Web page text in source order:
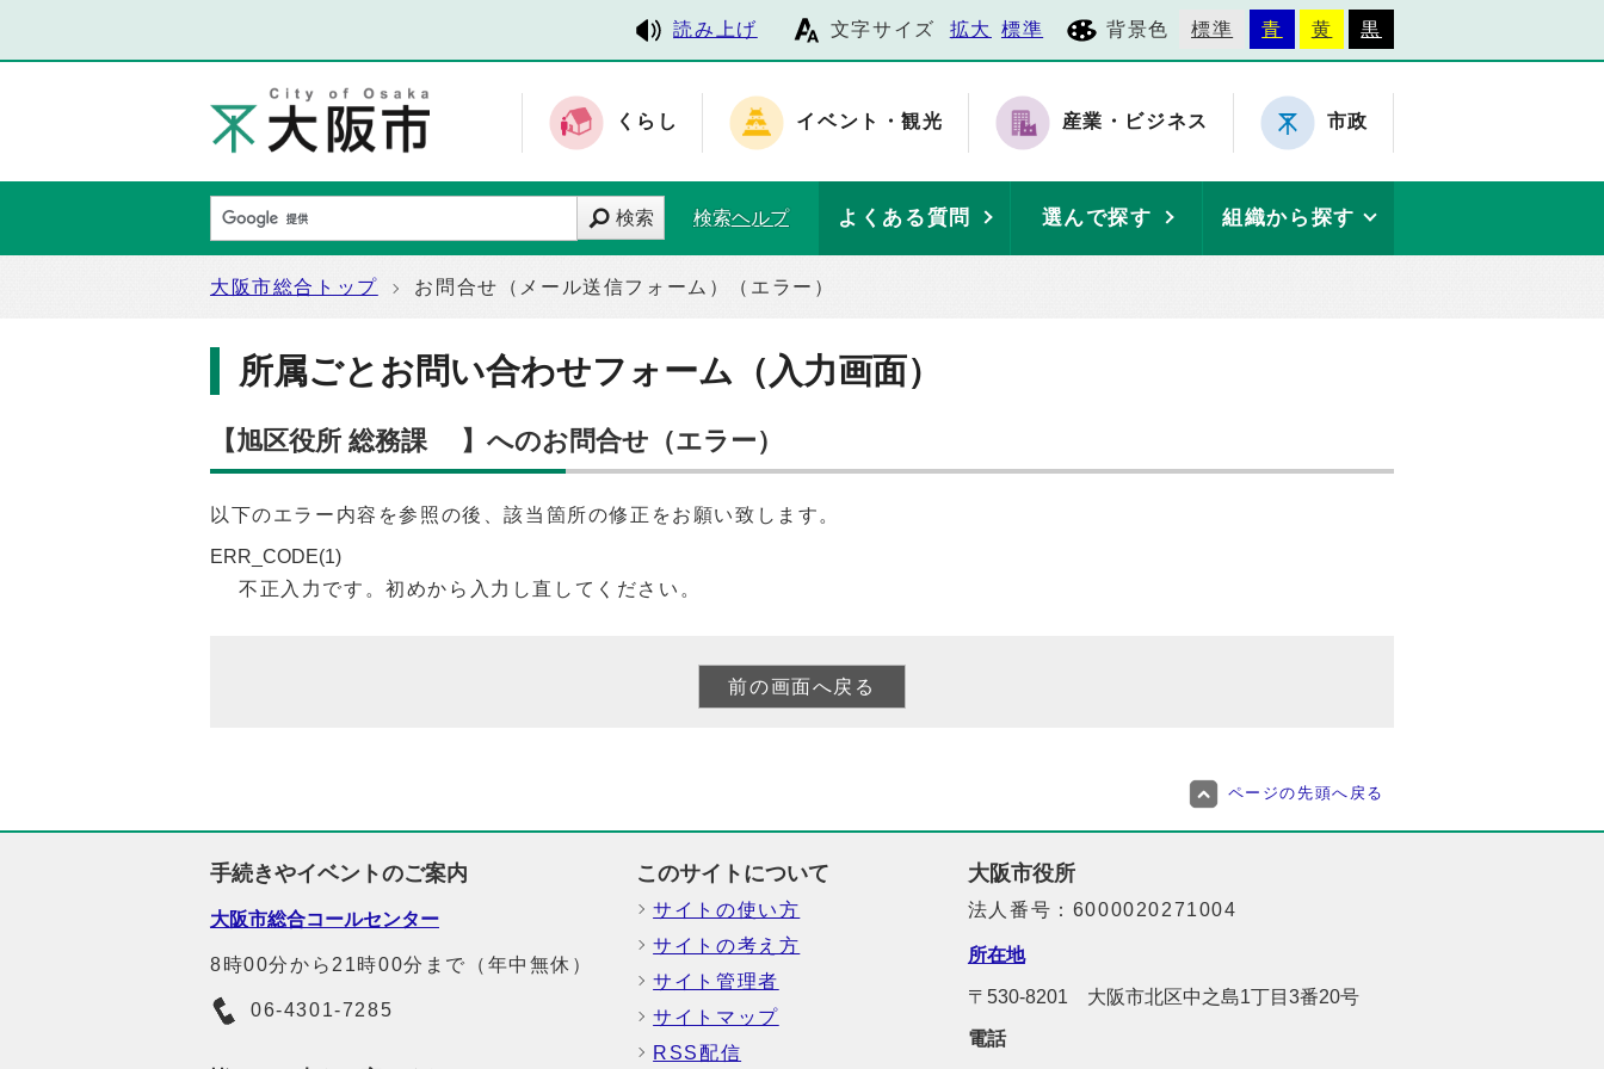
読み上げ 文字サイズ 拡大 標準 背景色 標準 青 黄 黒
くらし イベント・観光 産業・ビジネス 市政
検索 検索ヘルプ よくある質問 選んで探す 組織から探す
大阪市総合トップ お問合せ（メール送信フォーム）（エラー）
所属ごとお問い合わせフォーム（入力画面）
【旭区役所 総務課 】へのお問合せ（エラー）
以下のエラー内容を参照の後、該当箇所の修正をお願い致します。
ERR_CODE(1)
不正入力です。初めから入力し直してください。
ページの先頭へ戻る
手続きやイベントのご案内
大阪市総合コールセンター
8時00分から21時00分まで（年中無休）
06-4301-7285
このサイトについて
サイトの使い方
サイトの考え方
サイト管理者
サイトマップ
RSS配信
大阪市役所
法人番号：6000020271004
所在地
〒530-8201 大阪市北区中之島1丁目3番20号
電話